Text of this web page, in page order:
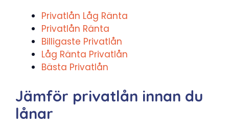
Privatlån Låg Ränta
Privatlån Ränta
Billigaste Privatlån
Låg Ränta Privatlån
Bästa Privatlån
Jämför privatlån innan du
lånar